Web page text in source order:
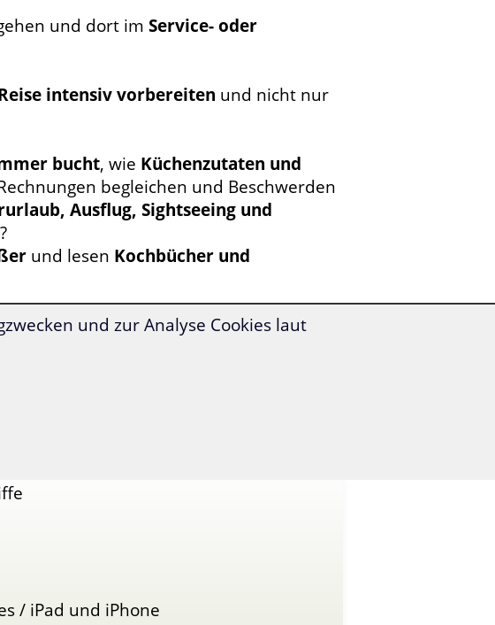
und dort im Service- oder
intensiv vorbereiten und nicht nur
bucht, wie Küchenzutaten und
begleichen und Beschwerden
Ausflug, Sightseeing und
und lesen Kochbücher und
und zielgerichtetes
/ iPad und iPhone
und zur Analyse Cookies laut